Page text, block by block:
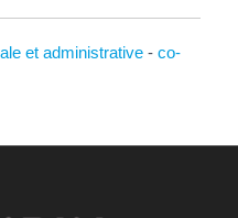
et administrative- co-